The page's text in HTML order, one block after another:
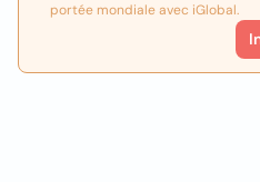
portée mondiale avec iGlobal.